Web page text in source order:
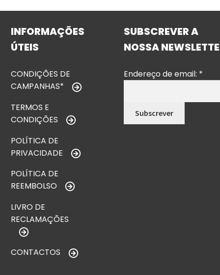
INFORMAÇÕES
ÚTEIS
CONDIÇÕES DE
CAMPANHAS*
TERMOS E
CONDIÇÕES
POLÍTICA DE
PRIVACIDADE
POLÍTICA DE
REEMBOLSO
LIVRO DE
RECLAMAÇÕES
CONTACTOS
SUBSCREVER A
NOSSA
Endereço de email: *